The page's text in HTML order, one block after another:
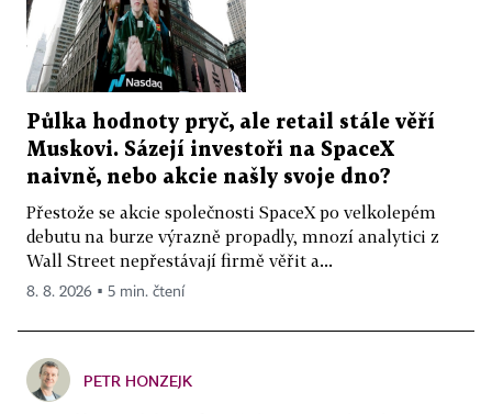
Půlka hodnoty pryč, ale retail stále věří
Muskovi. Sázejí investoři na SpaceX
naivně, nebo akcie našly svoje dno?
Přestože se akcie společnosti SpaceX po velkolepém
debutu na burze výrazně propadly, mnozí analytici z
Wall Street nepřestávají firmě věřit a...
8. 8. 2026 ▪ 5 min. čtení
PETR HONZEJK